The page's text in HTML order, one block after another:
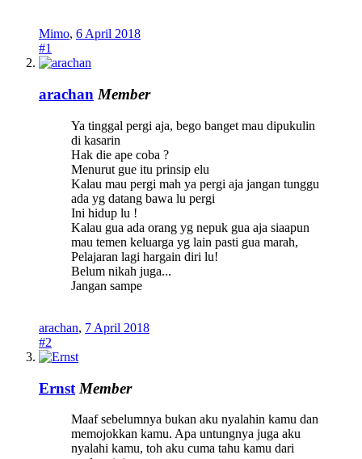
Mimo, 6 April 2018
#1
arachan Member
Ya tinggal pergi aja, bego banget mau dipukulin
di kasarin
Hak die ape coba ?
Menurut gue itu prinsip elu
Kalau mau pergi mah ya pergi aja jangan tunggu
ada yg datang bawa lu pergi
Ini hidup lu !
Kalau gua ada orang yg nepuk gua aja siaapun
mau temen keluarga yg lain pasti gua marah,
Pelajaran lagi hargain diri lu!
Belum nikah juga...
Jangan sampe
arachan, 7 April 2018
#2
Ernst Member
Maaf sebelumnya bukan aku nyalahin kamu dan
memojokkan kamu. Apa untungnya juga aku
nyalahi kamu, toh aku cuma tahu kamu dari